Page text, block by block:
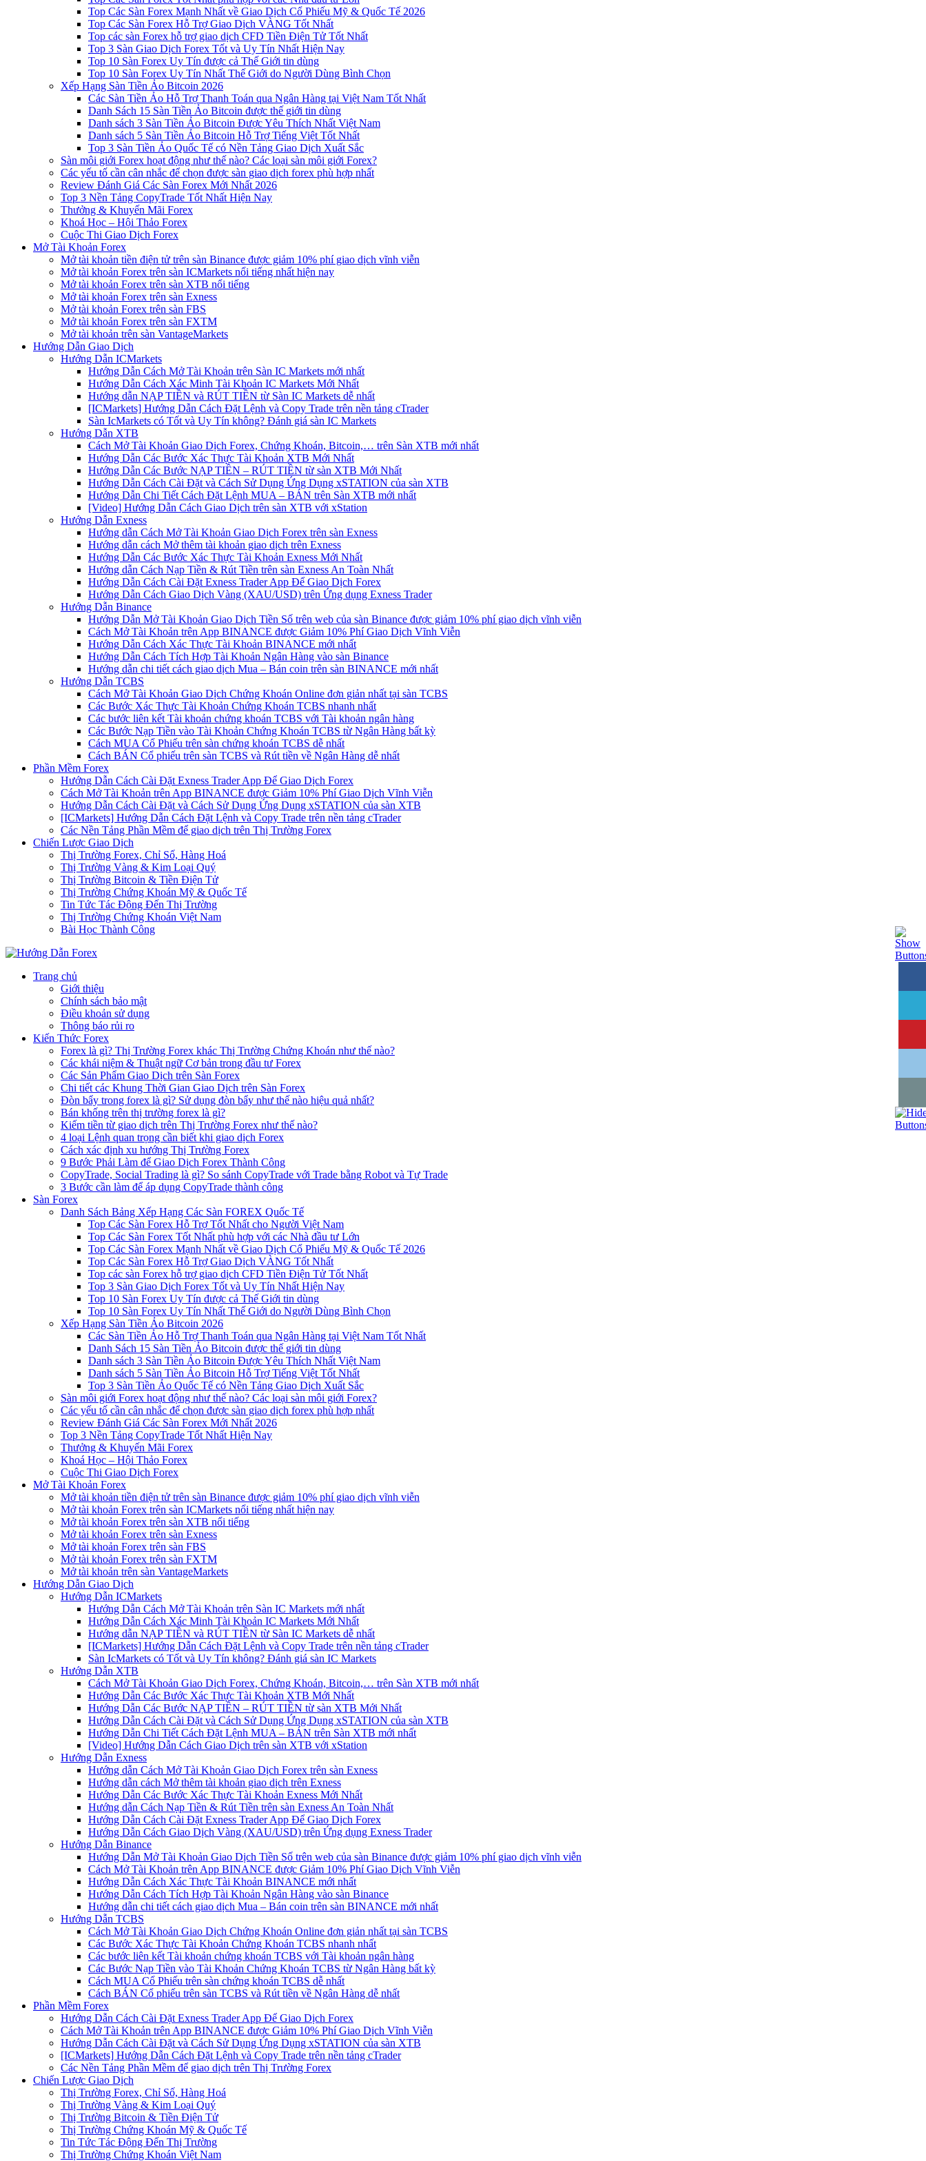
Top Các Sàn Forex Mạnh Nhất về Giao Dịch Cổ Phiếu Mỹ & Quốc Tế 2026
Top Các Sàn Forex Hỗ Trợ Giao Dịch VÀNG Tốt Nhất
Top các sàn Forex hỗ trợ giao dịch CFD Tiền Điện Tử Tốt Nhất
Top 3 Sàn Giao Dịch Forex Tốt và Uy Tín Nhất Hiện Nay
Top 10 Sàn Forex Uy Tín được cả Thế Giới tin dùng
Top 10 Sàn Forex Uy Tín Nhất Thế Giới do Người Dùng Bình Chọn
Xếp Hạng Sàn Tiền Ảo Bitcoin 2026
Các Sàn Tiền Ảo Hỗ Trợ Thanh Toán qua Ngân Hàng tại Việt Nam Tốt Nhất
Danh Sách 15 Sàn Tiền Ảo Bitcoin được thế giới tin dùng
Danh sách 3 Sàn Tiền Ảo Bitcoin Được Yêu Thích Nhất Việt Nam
Danh sách 5 Sàn Tiền Ảo Bitcoin Hỗ Trợ Tiếng Việt Tốt Nhất
Top 3 Sàn Tiền Ảo Quốc Tế có Nền Tảng Giao Dịch Xuất Sắc
Sàn môi giới Forex hoạt động như thế nào? Các loại sàn môi giới Forex?
Các yếu tố cần cân nhắc để chọn được sàn giao dịch forex phù hợp nhất
Review Đánh Giá Các Sàn Forex Mới Nhất 2026
Top 3 Nền Tảng CopyTrade Tốt Nhất Hiện Nay
Thưởng & Khuyến Mãi Forex
Khoá Học – Hội Thảo Forex
Cuộc Thi Giao Dịch Forex
Mở Tài Khoản Forex
Mở tài khoản tiền điện tử trên sàn Binance được giảm 10% phí giao dịch vĩnh viễn
Mở tài khoản Forex trên sàn ICMarkets nổi tiếng nhất hiện nay
Mở tài khoản Forex trên sàn XTB nổi tiếng
Mở tài khoản Forex trên sàn Exness
Mở tài khoản Forex trên sàn FBS
Mở tài khoản Forex trên sàn FXTM
Mở tài khoản trên sàn VantageMarkets
Hướng Dẫn Giao Dịch
Hướng Dẫn ICMarkets
Hướng Dẫn Cách Mở Tài Khoản trên Sàn IC Markets mới nhất
Hướng Dẫn Cách Xác Minh Tài Khoản IC Markets Mới Nhất
Hướng dẫn NẠP TIỀN và RÚT TIỀN từ Sàn IC Markets dễ nhất
[ICMarkets] Hướng Dẫn Cách Đặt Lệnh và Copy Trade trên nền tảng cTrader
Sàn IcMarkets có Tốt và Uy Tín không? Đánh giá sàn IC Markets
Hướng Dẫn XTB
Cách Mở Tài Khoản Giao Dịch Forex, Chứng Khoán, Bitcoin,… trên Sàn XTB mới nhất
Hướng Dẫn Các Bước Xác Thực Tài Khoản XTB Mới Nhất
Hướng Dẫn Các Bước NẠP TIỀN – RÚT TIỀN từ sàn XTB Mới Nhất
Hướng Dẫn Cách Cài Đặt và Cách Sử Dụng Ứng Dụng xSTATION của sàn XTB
Hướng Dẫn Chi Tiết Cách Đặt Lệnh MUA – BÁN trên Sàn XTB mới nhất
[Video] Hướng Dẫn Cách Giao Dịch trên sàn XTB với xStation
Hướng Dẫn Exness
Hướng dẫn Cách Mở Tài Khoản Giao Dịch Forex trên sàn Exness
Hướng dẫn cách Mở thêm tài khoản giao dịch trên Exness
Hướng Dẫn Các Bước Xác Thực Tài Khoản Exness Mới Nhất
Hướng dẫn Cách Nạp Tiền & Rút Tiền trên sàn Exness An Toàn Nhất
Hướng Dẫn Cách Cài Đặt Exness Trader App Để Giao Dịch Forex
Hướng Dẫn Cách Giao Dịch Vàng (XAU/USD) trên Ứng dụng Exness Trader
Hướng Dẫn Binance
Hướng Dẫn Mở Tài Khoản Giao Dịch Tiền Số trên web của sàn Binance được giảm 10% phí giao dịch vĩnh viễn
Cách Mở Tài Khoản trên App BINANCE được Giảm 10% Phí Giao Dịch Vĩnh Viễn
Hướng Dẫn Cách Xác Thực Tài Khoản BINANCE mới nhất
Hướng Dẫn Cách Tích Hợp Tài Khoản Ngân Hàng vào sàn Binance
Hướng dẫn chi tiết cách giao dịch Mua – Bán coin trên sàn BINANCE mới nhất
Hướng Dẫn TCBS
Cách Mở Tài Khoản Giao Dịch Chứng Khoán Online đơn giản nhất tại sàn TCBS
Các Bước Xác Thực Tài Khoản Chứng Khoán TCBS nhanh nhất
Các bước liên kết Tài khoản chứng khoán TCBS với Tài khoản ngân hàng
Các Bước Nạp Tiền vào Tài Khoản Chứng Khoán TCBS từ Ngân Hàng bất kỳ
Cách MUA Cổ Phiếu trên sàn chứng khoán TCBS dễ nhất
Cách BÁN Cổ phiếu trên sàn TCBS và Rút tiền về Ngân Hàng dễ nhất
Phần Mềm Forex
Hướng Dẫn Cách Cài Đặt Exness Trader App Để Giao Dịch Forex
Cách Mở Tài Khoản trên App BINANCE được Giảm 10% Phí Giao Dịch Vĩnh Viễn
Hướng Dẫn Cách Cài Đặt và Cách Sử Dụng Ứng Dụng xSTATION của sàn XTB
[ICMarkets] Hướng Dẫn Cách Đặt Lệnh và Copy Trade trên nền tảng cTrader
Các Nền Tảng Phần Mềm để giao dịch trên Thị Trường Forex
Chiến Lược Giao Dịch
Thị Trường Forex, Chỉ Số, Hàng Hoá
Thị Trường Vàng & Kim Loại Quý
Thị Trường Bitcoin & Tiền Điện Tử
Thị Trường Chứng Khoán Mỹ & Quốc Tế
Tin Tức Tác Động Đến Thị Trường
Thị Trường Chứng Khoán Việt Nam
Bài Học Thành Công
Trang chủ
Giới thiệu
Chính sách bảo mật
Điều khoản sử dụng
Thông báo rủi ro
Kiến Thức Forex
Forex là gì? Thị Trường Forex khác Thị Trường Chứng Khoán như thế nào?
Các khái niệm & Thuật ngữ Cơ bản trong đầu tư Forex
Các Sản Phẩm Giao Dịch trên Sàn Forex
Chi tiết các Khung Thời Gian Giao Dịch trên Sàn Forex
Đòn bẩy trong forex là gì? Sử dụng đòn bẩy như thế nào hiệu quả nhất?
Bán khống trên thị trường forex là gì?
Kiếm tiền từ giao dịch trên Thị Trường Forex như thế nào?
4 loại Lệnh quan trọng cần biết khi giao dịch Forex
Cách xác định xu hướng Thị Trường Forex
9 Bước Phải Làm để Giao Dịch Forex Thành Công
CopyTrade, Social Trading là gì? So sánh CopyTrade với Trade bằng Robot và Tự Trade
3 Bước cần làm để áp dụng CopyTrade thành công
Sàn Forex
Danh Sách Bảng Xếp Hạng Các Sàn FOREX Quốc Tế
Top Các Sàn Forex Hỗ Trợ Tốt Nhất cho Người Việt Nam
Top Các Sàn Forex Tốt Nhất phù hợp với các Nhà đầu tư Lớn
Top Các Sàn Forex Mạnh Nhất về Giao Dịch Cổ Phiếu Mỹ & Quốc Tế 2026
Top Các Sàn Forex Hỗ Trợ Giao Dịch VÀNG Tốt Nhất
Top các sàn Forex hỗ trợ giao dịch CFD Tiền Điện Tử Tốt Nhất
Top 3 Sàn Giao Dịch Forex Tốt và Uy Tín Nhất Hiện Nay
Top 10 Sàn Forex Uy Tín được cả Thế Giới tin dùng
Top 10 Sàn Forex Uy Tín Nhất Thế Giới do Người Dùng Bình Chọn
Xếp Hạng Sàn Tiền Ảo Bitcoin 2026
Các Sàn Tiền Ảo Hỗ Trợ Thanh Toán qua Ngân Hàng tại Việt Nam Tốt Nhất
Danh Sách 15 Sàn Tiền Ảo Bitcoin được thế giới tin dùng
Danh sách 3 Sàn Tiền Ảo Bitcoin Được Yêu Thích Nhất Việt Nam
Danh sách 5 Sàn Tiền Ảo Bitcoin Hỗ Trợ Tiếng Việt Tốt Nhất
Top 3 Sàn Tiền Ảo Quốc Tế có Nền Tảng Giao Dịch Xuất Sắc
Sàn môi giới Forex hoạt động như thế nào? Các loại sàn môi giới Forex?
Các yếu tố cần cân nhắc để chọn được sàn giao dịch forex phù hợp nhất
Review Đánh Giá Các Sàn Forex Mới Nhất 2026
Top 3 Nền Tảng CopyTrade Tốt Nhất Hiện Nay
Thưởng & Khuyến Mãi Forex
Khoá Học – Hội Thảo Forex
Cuộc Thi Giao Dịch Forex
Mở Tài Khoản Forex
Mở tài khoản tiền điện tử trên sàn Binance được giảm 10% phí giao dịch vĩnh viễn
Mở tài khoản Forex trên sàn ICMarkets nổi tiếng nhất hiện nay
Mở tài khoản Forex trên sàn XTB nổi tiếng
Mở tài khoản Forex trên sàn Exness
Mở tài khoản Forex trên sàn FBS
Mở tài khoản Forex trên sàn FXTM
Mở tài khoản trên sàn VantageMarkets
Hướng Dẫn Giao Dịch
Hướng Dẫn ICMarkets
Hướng Dẫn Cách Mở Tài Khoản trên Sàn IC Markets mới nhất
Hướng Dẫn Cách Xác Minh Tài Khoản IC Markets Mới Nhất
Hướng dẫn NẠP TIỀN và RÚT TIỀN từ Sàn IC Markets dễ nhất
[ICMarkets] Hướng Dẫn Cách Đặt Lệnh và Copy Trade trên nền tảng cTrader
Sàn IcMarkets có Tốt và Uy Tín không? Đánh giá sàn IC Markets
Hướng Dẫn XTB
Cách Mở Tài Khoản Giao Dịch Forex, Chứng Khoán, Bitcoin,… trên Sàn XTB mới nhất
Hướng Dẫn Các Bước Xác Thực Tài Khoản XTB Mới Nhất
Hướng Dẫn Các Bước NẠP TIỀN – RÚT TIỀN từ sàn XTB Mới Nhất
Hướng Dẫn Cách Cài Đặt và Cách Sử Dụng Ứng Dụng xSTATION của sàn XTB
Hướng Dẫn Chi Tiết Cách Đặt Lệnh MUA – BÁN trên Sàn XTB mới nhất
[Video] Hướng Dẫn Cách Giao Dịch trên sàn XTB với xStation
Hướng Dẫn Exness
Hướng dẫn Cách Mở Tài Khoản Giao Dịch Forex trên sàn Exness
Hướng dẫn cách Mở thêm tài khoản giao dịch trên Exness
Hướng Dẫn Các Bước Xác Thực Tài Khoản Exness Mới Nhất
Hướng dẫn Cách Nạp Tiền & Rút Tiền trên sàn Exness An Toàn Nhất
Hướng Dẫn Cách Cài Đặt Exness Trader App Để Giao Dịch Forex
Hướng Dẫn Cách Giao Dịch Vàng (XAU/USD) trên Ứng dụng Exness Trader
Hướng Dẫn Binance
Hướng Dẫn Mở Tài Khoản Giao Dịch Tiền Số trên web của sàn Binance được giảm 10% phí giao dịch vĩnh viễn
Cách Mở Tài Khoản trên App BINANCE được Giảm 10% Phí Giao Dịch Vĩnh Viễn
Hướng Dẫn Cách Xác Thực Tài Khoản BINANCE mới nhất
Hướng Dẫn Cách Tích Hợp Tài Khoản Ngân Hàng vào sàn Binance
Hướng dẫn chi tiết cách giao dịch Mua – Bán coin trên sàn BINANCE mới nhất
Hướng Dẫn TCBS
Cách Mở Tài Khoản Giao Dịch Chứng Khoán Online đơn giản nhất tại sàn TCBS
Các Bước Xác Thực Tài Khoản Chứng Khoán TCBS nhanh nhất
Các bước liên kết Tài khoản chứng khoán TCBS với Tài khoản ngân hàng
Các Bước Nạp Tiền vào Tài Khoản Chứng Khoán TCBS từ Ngân Hàng bất kỳ
Cách MUA Cổ Phiếu trên sàn chứng khoán TCBS dễ nhất
Cách BÁN Cổ phiếu trên sàn TCBS và Rút tiền về Ngân Hàng dễ nhất
Phần Mềm Forex
Hướng Dẫn Cách Cài Đặt Exness Trader App Để Giao Dịch Forex
Cách Mở Tài Khoản trên App BINANCE được Giảm 10% Phí Giao Dịch Vĩnh Viễn
Hướng Dẫn Cách Cài Đặt và Cách Sử Dụng Ứng Dụng xSTATION của sàn XTB
[ICMarkets] Hướng Dẫn Cách Đặt Lệnh và Copy Trade trên nền tảng cTrader
Các Nền Tảng Phần Mềm để giao dịch trên Thị Trường Forex
Chiến Lược Giao Dịch
Thị Trường Forex, Chỉ Số, Hàng Hoá
Thị Trường Vàng & Kim Loại Quý
Thị Trường Bitcoin & Tiền Điện Tử
Thị Trường Chứng Khoán Mỹ & Quốc Tế
Tin Tức Tác Động Đến Thị Trường
Thị Trường Chứng Khoán Việt Nam